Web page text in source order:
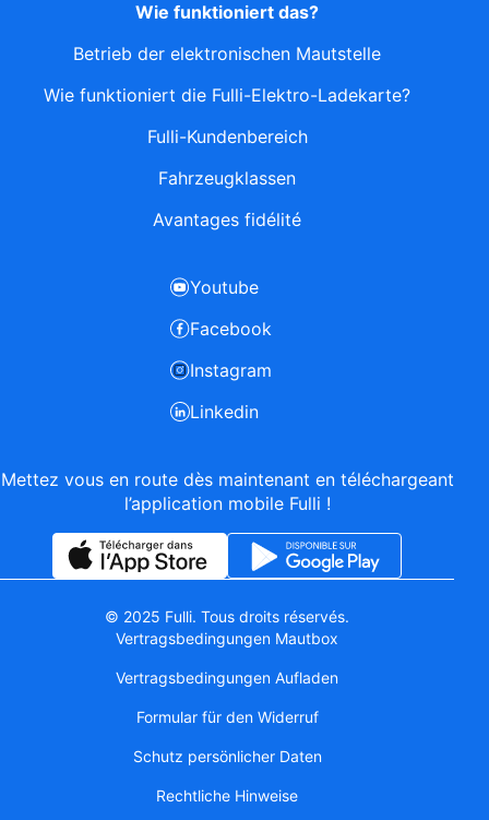
Mettez vous en route dès maintenant en téléchargeant
l’application mobile Fulli !
Wie funktioniert das?
Betrieb der elektronischen Mautstelle
Wie funktioniert die Fulli-Elektro-Ladekarte?
Fulli-Kundenbereich
Fahrzeugklassen
Avantages fidélité
Youtube
Facebook
Instagram
Linkedin
© 2025 Fulli. Tous droits réservés.
Vertragsbedingungen Mautbox
Vertragsbedingungen Aufladen
Formular für den Widerruf
Schutz persönlicher Daten
Rechtliche Hinweise